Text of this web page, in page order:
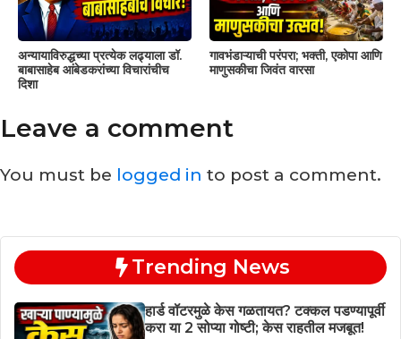
अन्यायाविरुद्धच्या प्रत्येक लढ्याला डॉ.
बाबासाहेब आंबेडकरांच्या विचारांचीच
दिशा
गावभंडाऱ्याची परंपरा; भक्ती, एकोपा आणि
माणुसकीचा जिवंत वारसा
Leave a comment
You must be logged in to post a comment.
Trending News
हार्ड वॉटरमुळे केस गळतायत? टक्कल पडण्यापूर्वी
करा या 2 सोप्या गोष्टी; केस राहतील मजबूत!